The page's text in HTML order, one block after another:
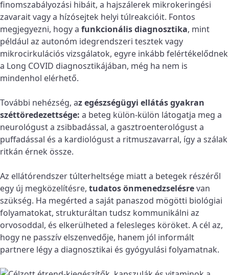
finomszabályozási hibáit, a hajszálerek mikrokeringési
zavarait vagy a hízósejtek helyi túlreakcióit. Fontos
megjegyezni, hogy a funkcionális diagnosztika, mint
például az autonóm idegrendszeri tesztek vagy
mikrocirkulációs vizsgálatok, egyre inkább felértékelődnek
a Long COVID diagnosztikájában, még ha nem is
mindenhol elérhető.
További nehézség, az egészségügyi ellátás gyakran
széttöredezettsége: a beteg külön-külön látogatja meg a
neurológust a zsibbadással, a gasztroenterológust a
puffadással és a kardiológust a ritmuszavarral, így a szálak
ritkán érnek össze.
Az ellátórendszer túlterheltsége miatt a betegek részéről
egy új megközelítésre, tudatos önmenedzselésrevan
szükség. Ha megérted a saját panaszod mögötti biológiai
folyamatokat, strukturáltan tudsz kommunikálni az
orvosoddal, és elkerülheted a felesleges köröket. A cél az,
hogy ne passzív elszenvedője, hanem jól informált
partnere légy a diagnosztikai és gyógyulási folyamatnak.